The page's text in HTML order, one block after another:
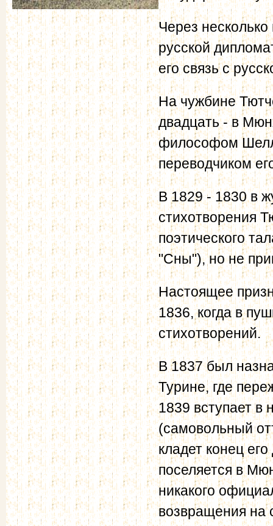
Через
русской
его связь с
На чужбине
двадцать - в
философом
переводчиком
В 1829 - 1830 в
стихотворения
поэтического
"Сны"), но не
Настоящее
1836, когда в
стихотворений.
В 1837 был
Турине, где
1839 вступает в
(самовольный
кладет конец
поселяется в
никакого
возвращения на